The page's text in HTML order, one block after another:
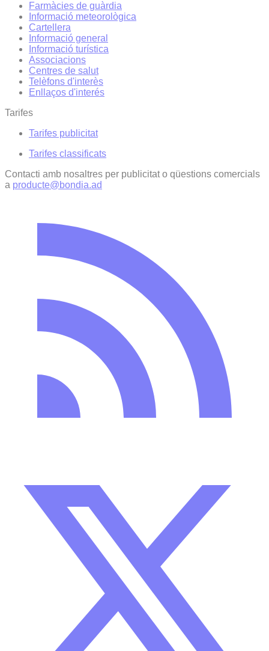
Farmàcies de guàrdia
Informació meteorològica
Cartellera
Informació general
Informació turística
Associacions
Centres de salut
Telèfons d'interès
Enllaços d'interés
Tarifes
Tarifes publicitat
Tarifes classificats
Contacti amb nosaltres per publicitat o qüestions comercials
a producte@bondia.ad